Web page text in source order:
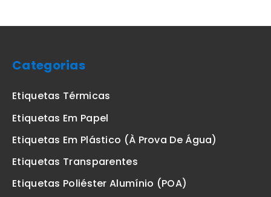
Categorias
Etiquetas Térmicas
Etiquetas Em Papel
Etiquetas Em Plástico (à Prova De Água)
Etiquetas Transparentes
Etiquetas Poliéster Alumínio (POA)